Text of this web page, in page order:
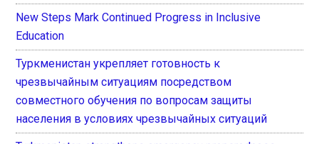
New Steps Mark Continued Progress in Inclusive
Education
Туркменистан укрепляет готовность к
чрезвычайным ситуациям посредством
совместного обучения по вопросам защиты
населения в условиях чрезвычайных ситуаций